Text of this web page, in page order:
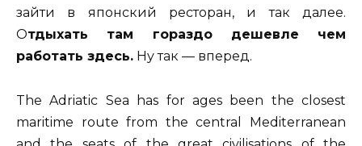
зайти в японский ресторан, и так далее.
Отдыхать там гораздо дешевле чем
работать здесь. Ну так — вперед.
The Adriatic Sea has for ages been the closest
maritime route from the central Mediterranean